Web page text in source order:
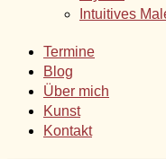
Intuitives
Termine
Blog
Über mich
Kunst
Kontakt